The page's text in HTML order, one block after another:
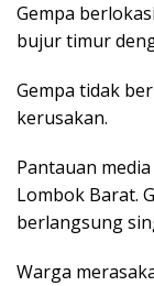
Gempa
bujur timur
Gempa tidak
kerusakan.
Pantauan
Lombok Barat.
berlangsung
Warga